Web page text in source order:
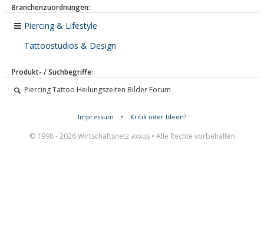
Branchenzuordnungen:
Piercing & Lifestyle
Tattoostudios & Design
Produkt- / Suchbegriffe:
Piercing Tattoo Heilungszeiten Bilder Forum
Impressum • Kritik oder Ideen?
© 1998 - 2026 Wirtschaftsnetz axxus • Alle Rechte vorbehalten